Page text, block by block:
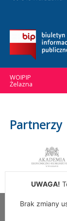
WOIPIP
Żelazna
Partnerzy
Wszelkie
UWAGA!
Brak zmiany